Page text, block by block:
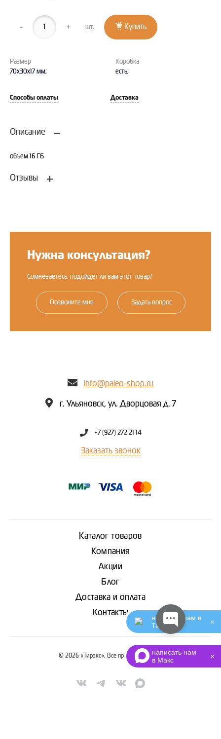
написать нам
в Макс
✕
написать нам в
Телеграм
✕
- + шт. Купить
Размер
70x30x17 мм;
Коробка
есть;
Способы оплаты Доставка
Описание
объем 16 ГБ
Отзывы
Нужна консультация?
Сомневаетесь, подойдет ли вам этот товар?
Позвоните мне Задать вопрос
info@paleo-shop.ru
г. Ульяновск, ул. Дворцовая д. 7
+7 (927) 272 21 14
Заказать звонок
Каталог товаров
Компания
Акции
Блог
Доставка и оплата
Контакты
© 2026 «Тирэкс», Все права защищены